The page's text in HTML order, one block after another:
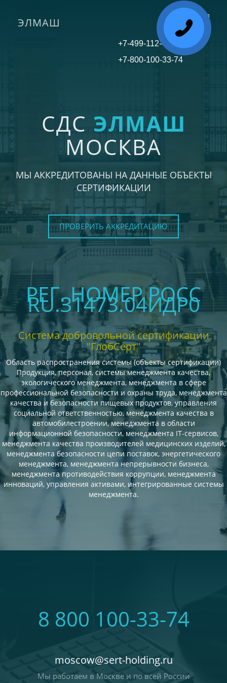
Toggle
ЭЛМАШ
СДС ЭЛМАШ
МОСКВА
МЫ АККРЕДИТОВАНЫ НА ДАННЫЕ ОБЪЕКТЫ
СЕРТИФИКАЦИИ
ПРОВЕРИТЬ АККРЕДИТАЦИЮ
РЕГ. НОМЕР РОСС
RU.З1473.04ИДР0
Система добровольной сертификации
"ГлобСерт"
Область распространения системы (объекты сертификации)
Продукция, персонал, системы менеджмента качества,
экологического менеджмента, менеджмента в сфере
профессиональной безопасности и охраны труда, менеджмента
качества и безопасности пищевых продуктов, управления
социальной ответственностью, менеджмента качества в
автомобилестроении, менеджмента в области
информационной безопасности, менеджмента IT-сервисов,
менеджмента качества производителей медицинских изделий,
менеджмента безопасности цепи поставок, энергетического
менеджмента, менеджмента непрерывности бизнеса,
менеджмента противодействия коррупции, менеджмента
инноваций, управления активами, интегрированные системы
менеджмента.
8 800 100-33-74
moscow@sert-holding.ru
Мы работаем в Москве и по всей России
+7-499-112-45-81
+7-800-100-33-74